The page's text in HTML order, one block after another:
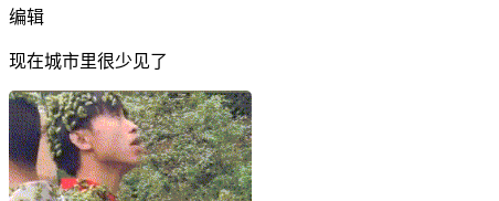
编辑
现在城市里很少见了